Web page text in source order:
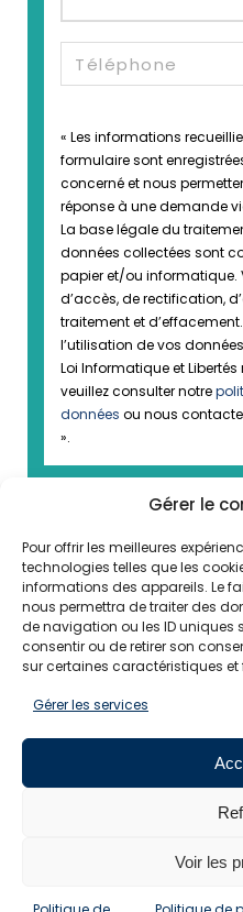
Gérer le
Pour offrir les meilleures
technologies telles que les
informations des appareils. Le
nous permettra de traiter des
de navigation ou les ID uniques
consentir ou de retirer son
sur certaines caractéristiques et
Gérer les services
Voir les
« Les informations
formulaire sont
concerné et nous
réponse à une demande
La base légale du
données collectées sont
papier et/ou informatique.
d’accès, de rectification,
traitement et
l’utilisation de vos
Loi Informatique et
veuillez consulter notre
données ou nous
».
SUIVEZ-NOUS
légales
Politique de